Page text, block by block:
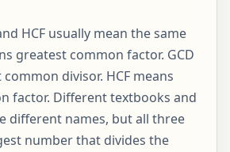
HCF usually mean the same
greatest common factor. GCD
divisor. HCF means
factor. Different textbooks and
different names, but all three
number that divides the